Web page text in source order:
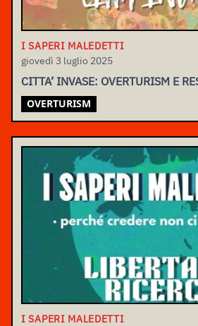
I SAPERI MALEDETTI
giovedì 3 luglio 2025
CITTA’ INVASE: OVERTURISM E
OVERTURISM
I SAPERI MALEDETTI